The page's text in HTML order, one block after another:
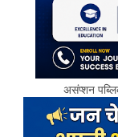
असंप्शन